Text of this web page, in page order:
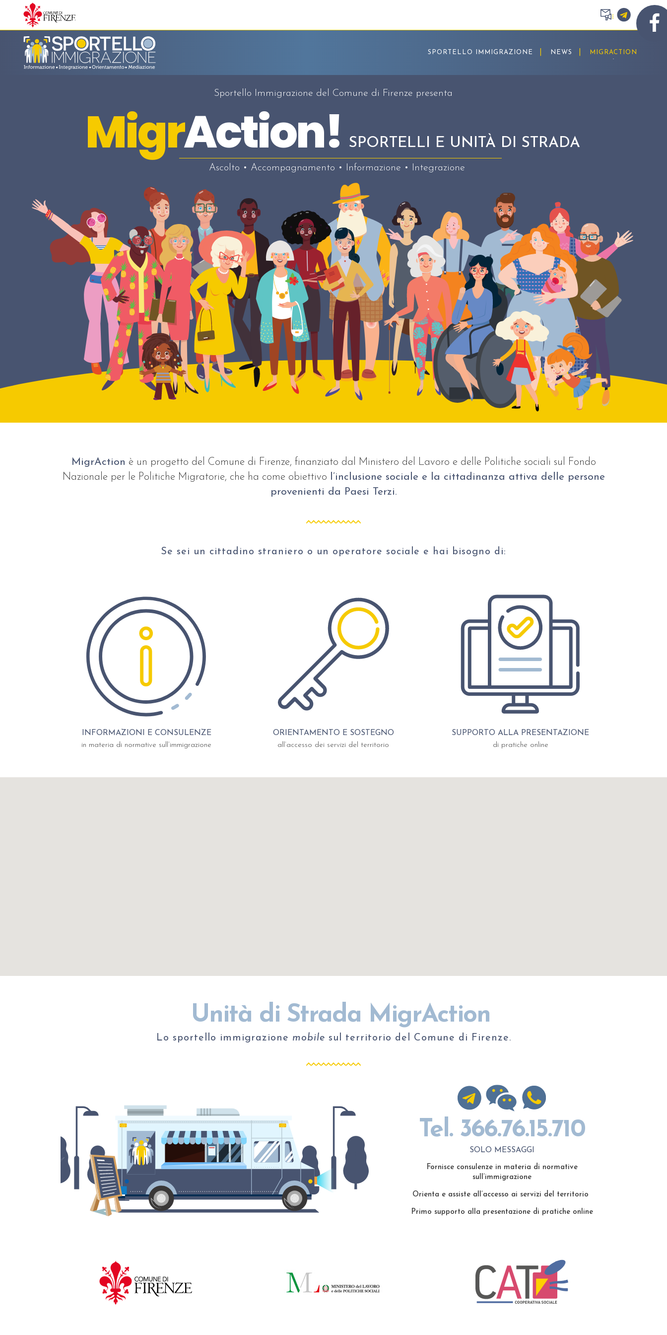
SPORTELLO IMMIGRAZIONE NEWS MIGRACTION
Sportello Immigrazione del Comune di Firenze presenta
MigrAction! SPORTELLI E UNITÀ DI STRADA
Ascolto • Accompagnamento • Informazione • Integrazione
MigrAction è un progetto del Comune di Firenze, finanziato dal Ministero del Lavoro e delle Politiche sociali sul
Fondo
Nazionale per le Politiche Migratorie, che ha come obiettivo
l’inclusione sociale e la cittadinanza attiva delle persone
provenienti da
Paesi Terzi.
Se sei un cittadino straniero o un operatore sociale e hai bisogno di:
INFORMAZIONI E CONSULENZE
in materia di normative sull’immigrazione
ORIENTAMENTO E SOSTEGNO
all’accesso dei servizi del territorio
SUPPORTO ALLA PRESENTAZIONE
di pratiche online
Unità di Strada MigrAction
Lo sportello immigrazione mobile sul territorio del Comune di Firenze.
Tel. 366.76.15.710
SOLO MESSAGGI
Fornisce consulenze in materia di normative
sull’immigrazione
Orienta e assiste all’accesso ai servizi del territorio
Primo supporto alla presentazione di pratiche online